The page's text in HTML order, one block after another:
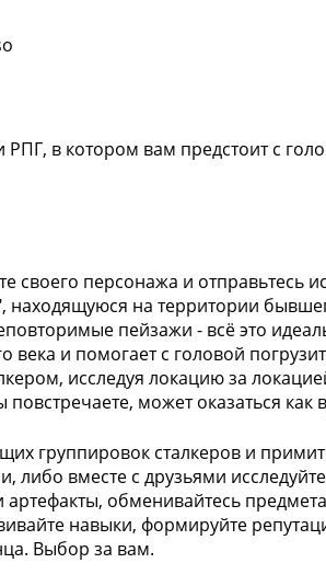
в котором вам предстоит с
персонажа и отправьтесь
на территории
пейзажи - всё это
века и помогает с головой
исследуя локацию за
может оказаться как
группировок сталкеров и
вместе с друзьями
обменивайтесь
навыки, формируйте
Выбор за вам.